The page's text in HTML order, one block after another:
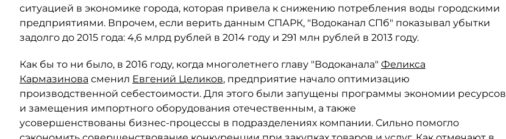
ситуацией в экономике города, которая привела к снижению потребления воды городскими
предприятиями. Впрочем, если верить данным СПАРК, "Водоканал СПб" показывал убытки
задолго до 2015 года: 4,6 млрд рублей в 2014 году и 291 млн рублей в 2013 году.
Как бы то ни было, в 2016 году, когда многолетнего главу "Водоканала" Феликса
Кармазинова сменил Евгений Целиков, предприятие начало оптимизацию
производственной себестоимости. Для этого были запущены программы экономии ресурсов
и замещения импортного оборудования отечественным, а также
усовершенствованы бизнес-процессы в подразделениях компании. Сильно помогло